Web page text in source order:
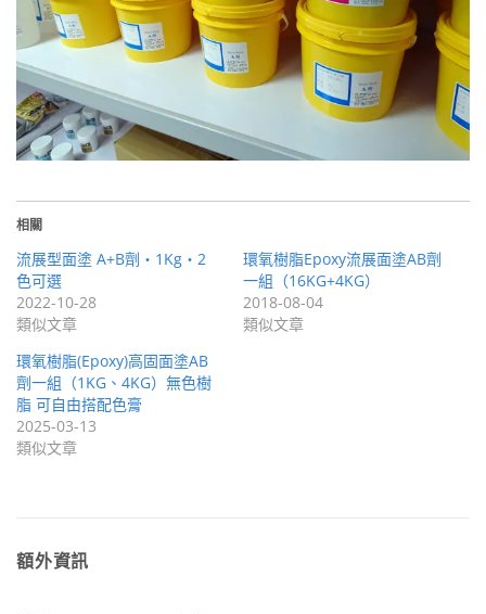
相關
流展型面塗 A+B劑・1Kg・2
色可選
2022-10-28
類似文章
環氧樹脂Epoxy流展面塗AB劑
一組（16KG+4KG）
2018-08-04
類似文章
環氧樹脂(Epoxy)高固面塗AB
劑一組（1KG、4KG）無色樹
脂 可自由搭配色膏
2025-03-13
類似文章
額外資訊